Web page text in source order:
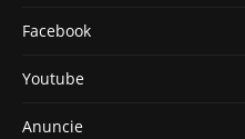
Facebook
Youtube
Anuncie